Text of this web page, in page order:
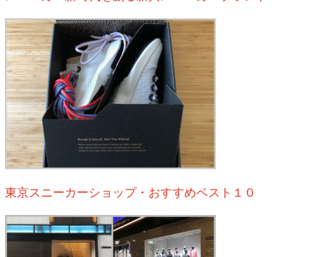
東京スニーカーショップ・おすすめベスト１０